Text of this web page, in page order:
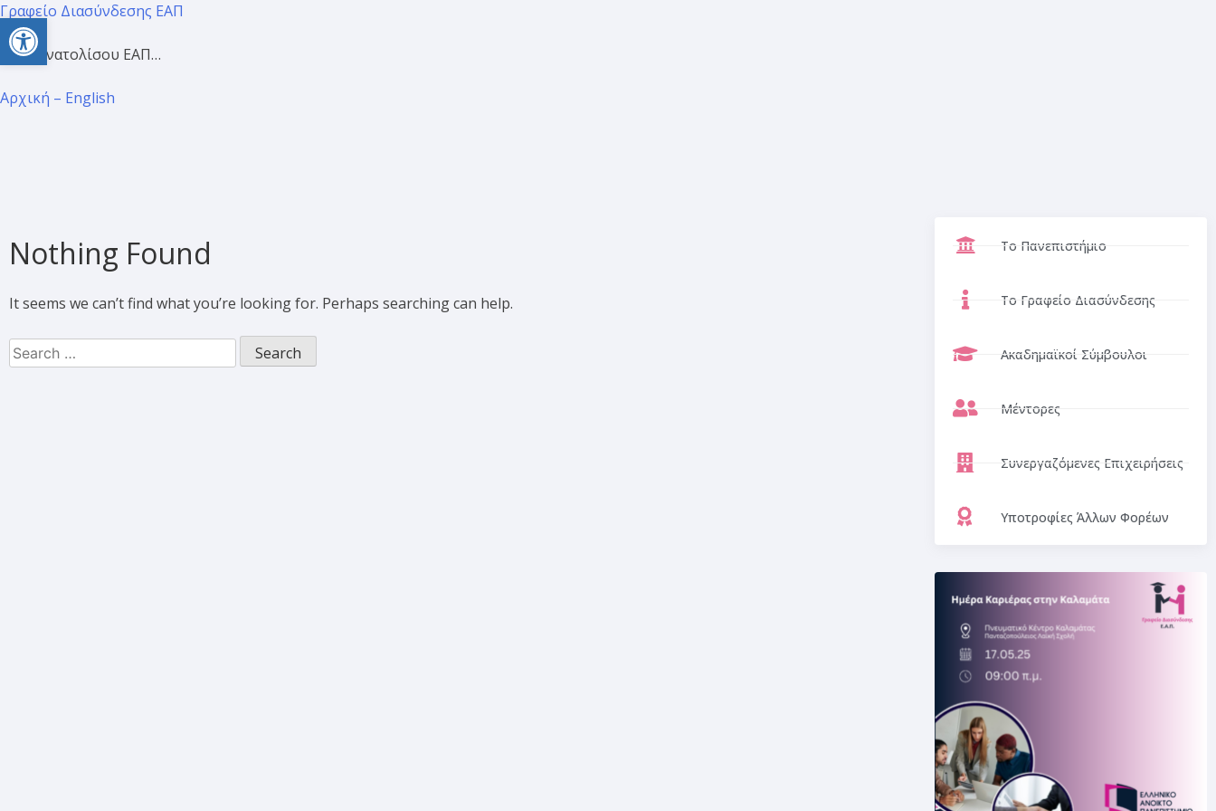
Open toolbar
Γραφείο Διασύνδεσης ΕΑΠ
Προσανατολίσου ΕΑΠ…
Αρχική – English
Nothing Found
It seems we can’t find what you’re looking for. Perhaps searching can help.
Το Πανεπιστήμιο
Το Γραφείο Διασύνδεσης
Ακαδημαϊκοί Σύμβουλοι
Μέντορες
Συνεργαζόμενες Επιχειρήσεις
Υποτροφίες Άλλων Φορέων